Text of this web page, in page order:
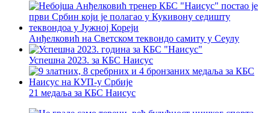
Анђелковић на Светском теквондо самиту у Сеулу
Успешна 2023. за КБС Наисус
21 медаља за КБС Наисус